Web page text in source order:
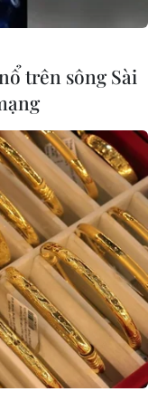
trên sông Sài